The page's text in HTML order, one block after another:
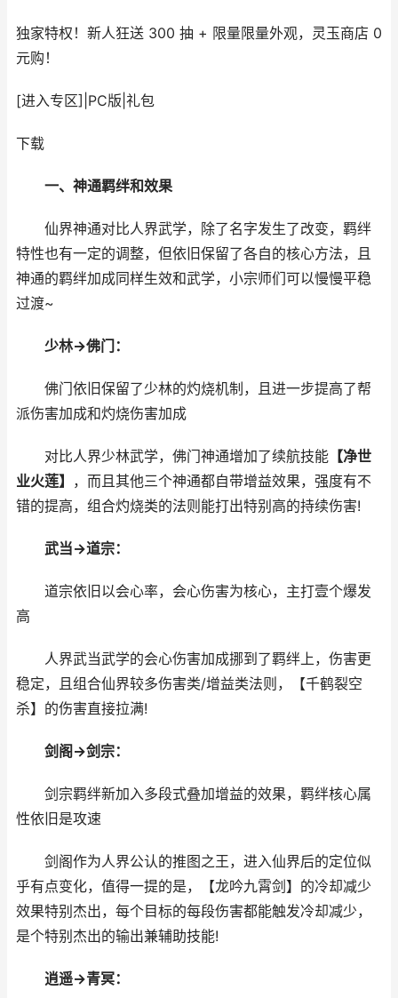
独家特权！新人狂送 300 抽 + 限量限量外观，灵玉商店 0
元购！
[进入专区] PC版 礼包
下载
一、神通羁绊和效果
仙界神通对比人界武学，除了名字发生了改变，羁绊
特性也有一定的调整，但依旧保留了各自的核心方法，且
神通的羁绊加成同样生效和武学，小宗师们可以慢慢平稳
过渡~
少林→佛门：
佛门依旧保留了少林的灼烧机制，且进一步提高了帮
派伤害加成和灼烧伤害加成
对比人界少林武学，佛门神通增加了续航技能 【净世
业火莲】
，而且其他三个神通都自带增益效果，强度有不
错的提高，组合灼烧类的法则能打出特别高的持续伤害!
武当→道宗：
道宗依旧以会心率，会心伤害为核心，主打壹个爆发
高
人界武当武学的会心伤害加成挪到了羁绊上，伤害更
稳定，且组合仙界较多伤害类/增益类法则，【千鹤裂空
杀】的伤害直接拉满!
剑阁→剑宗：
剑宗羁绊新加入多段式叠加增益的效果，羁绊核心属
性依旧是攻速
剑阁作为人界公认的推图之王，进入仙界后的定位似
乎有点变化，值得一提的是，【龙吟九霄剑】的冷却减少
效果特别杰出，每个目标的每段伤害都能触发冷却减少，
是个特别杰出的输出兼辅助技能!
逍遥→青冥：